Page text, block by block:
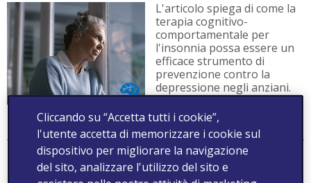
L'articolo spiega di come la
terapia cognitivo-
comportamentale per
l'insonnia possa essere un
efficace strumento di
prevenzione contro la
depressione negli anziani.
Un modello per prevedere depressione e ansia con IA
e social media
Cliccando su “Accetta tutti i cookie”,
l'utente accetta di memorizzare i cookie sul
dispositivo per migliorare la navigazione
del sito, analizzare l'utilizzo del sito e